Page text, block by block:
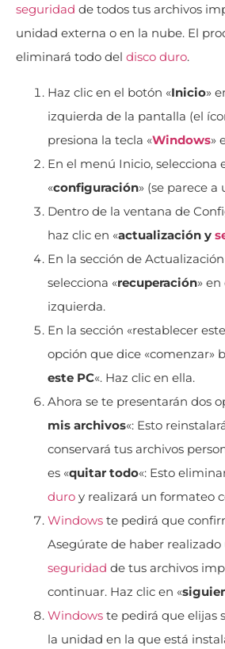
seguridad de todos tus archivos
unidad externa o en la nube. El
eliminará todo del disco duro.
Haz clic en el botón «Inicio»
izquierda de la pantalla (el
presiona la tecla «Windows»
En el menú Inicio, selecciona
«configuración» (se parece a
Dentro de la ventana de
haz clic en «actualización y
En la sección de
selecciona «recuperación»
izquierda.
En la sección «restablecer
opción que dice «comenzar»
este PC«. Haz clic en ella.
Ahora se te presentarán dos
mis archivos«: Esto
conservará tus archivos
es «quitar todo«: Esto
duro y realizará un formateo
Windows te pedirá que
Asegúrate de haber realizado
seguridad de tus archivos
continuar. Haz clic en «
Windows te pedirá que elijas
la unidad en la que está